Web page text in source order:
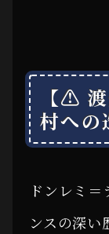
【⚠
村への
ドンレミ
ンスの深